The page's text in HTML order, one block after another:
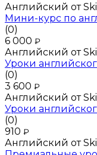
Английский от
Мини-курс по
(0)
6 000 ₽
Английский от
Уроки
(0)
3 600 ₽
Английский от
Уроки
(0)
910 ₽
Английский от